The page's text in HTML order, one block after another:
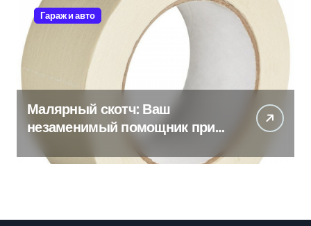
Гараж и авто
Малярный скотч: Ваш
незаменимый помощник при